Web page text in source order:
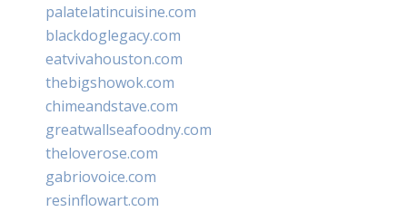
palatelatincuisine.com
blackdoglegacy.com
eatvivahouston.com
thebigshowok.com
chimeandstave.com
greatwallseafoodny.com
theloverose.com
gabriovoice.com
resinflowart.com